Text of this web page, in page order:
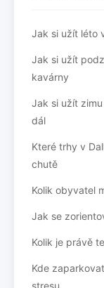
Jak si užít léto
Jak si užít
kavárny
Jak si užít
dál
Které trhy v
chutě
Kolik obyvatel
Jak se
Kolik je právě
Kde
stresu